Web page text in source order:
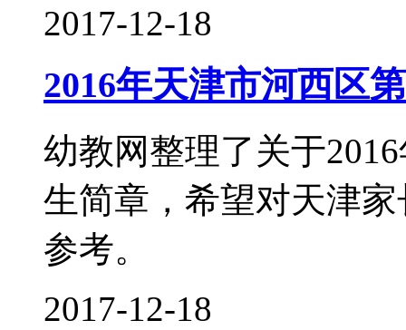
2017-12-18
2016年天津市河西区
幼教网整理了关于
生简章，希望对天津
参考。
2017-12-18